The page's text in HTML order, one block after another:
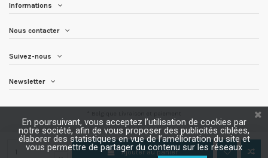
Ajouter au panier
Informations
Nous contacter
Suivez-nous
Newsletter
En poursuivant, vous acceptez l’utilisation de cookies par
notre société, afin de vous proposer des publicités ciblées,
élaborer des statistiques en vue de l’amélioration du site et
vous permettre de partager du contenu sur les réseaux